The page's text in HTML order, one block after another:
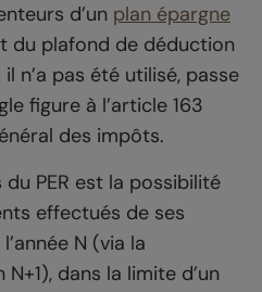
d’un plan épargne
du plafond de déduction
n’a pas été utilisé, passe
figure à l’article 163
des impôts.
du PER est la possibilité
effectués de ses
N (via la
dans la limite d’un